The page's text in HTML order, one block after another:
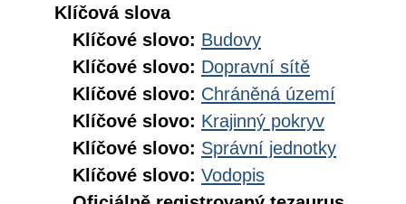
Klíčová slova
Klíčové slovo: Budovy
Klíčové slovo: Dopravní sítě
Klíčové slovo: Chráněná území
Klíčové slovo: Krajinný pokryv
Klíčové slovo: Správní jednotky
Klíčové slovo: Vodopis